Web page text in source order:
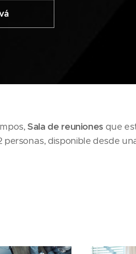
Sala de reuniones que
disponible desde